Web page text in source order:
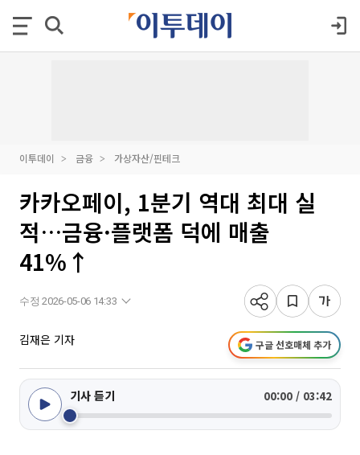
이투데이 금융 가상자산/핀테크
카카오페이, 1분기 역대 최대 실
적…금융·플랫폼 덕에 매출
41%↑
수정 2026-05-06 14:33
김재은 기자 구글 선호매체 추가
기사 듣기 00:00 / 03:42